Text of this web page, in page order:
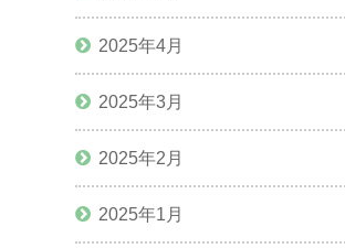
2025年4月
2025年3月
2025年2月
2025年1月